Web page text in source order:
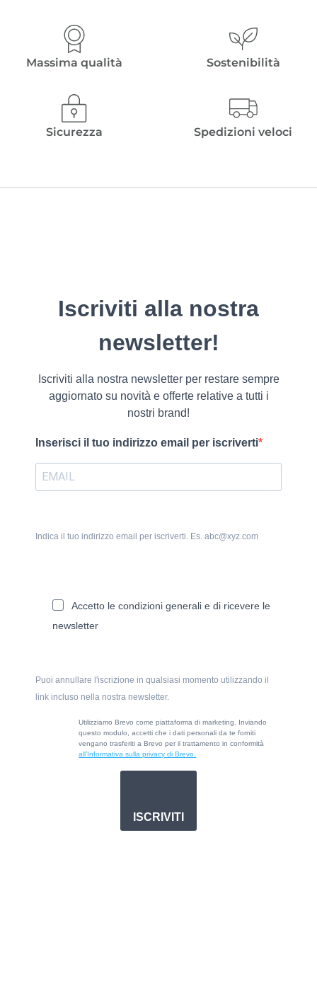
Massima qualità Sostenibilità
Sicurezza Spedizioni veloci
Iscriviti alla nostra
newsletter!
Iscriviti alla nostra newsletter per restare sempre
aggiornato su novità e offerte relative a tutti i
nostri brand!
Inserisci il tuo indirizzo email per iscriverti
Indica il tuo indirizzo email per iscriverti. Es. abc@xyz.com
Accetto le condizioni generali e di ricevere le
newsletter
Puoi annullare l'iscrizione in qualsiasi momento utilizzando il
link incluso nella nostra newsletter.
Utilizziamo Brevo come piattaforma di marketing. Inviando
questo modulo, accetti che i dati personali da te forniti
vengano trasferiti a Brevo per il trattamento in conformità
all’Informativa sulla privacy di Brevo.
ISCRIVITI